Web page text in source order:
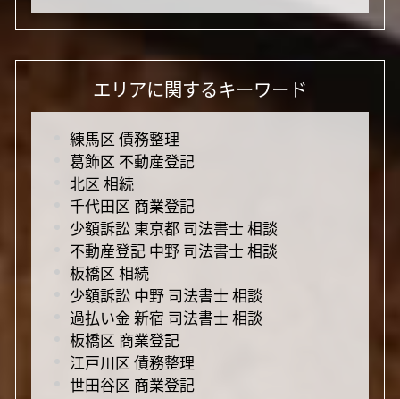
エリアに関するキーワード
練馬区 債務整理
葛飾区 不動産登記
北区 相続
千代田区 商業登記
少額訴訟 東京都 司法書士 相談
不動産登記 中野 司法書士 相談
板橋区 相続
少額訴訟 中野 司法書士 相談
過払い金 新宿 司法書士 相談
板橋区 商業登記
江戸川区 債務整理
世田谷区 商業登記